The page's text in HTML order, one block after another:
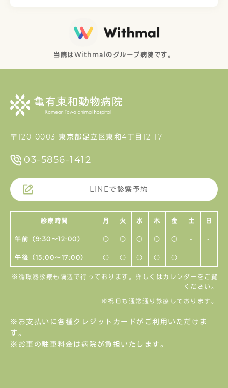
当院はWithmalのグループ病院です。
〒120-0003 東京都足立区東和4丁目12-17
03-5856-1412
LINEで診察予約
診療時間 月 火 水 木 金 土 日
午前（9:30〜12:00） ○ ○ ○ ○ ○ - -
午後（15:00〜17:00） ○ ○ ○ ○ ○ - -
※循環器診療も隔週で行っております。詳しくはカレンダーをご覧
ください。
※祝日も通常通り診療しております。
※お支払いに各種クレジットカードがご利用いただけま
す。
※お車の駐車料金は病院が負担いたします。